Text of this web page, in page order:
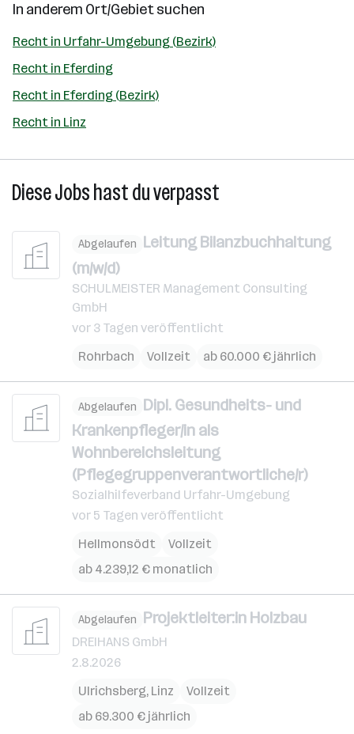
In anderem Ort/Gebiet suchen
Recht in Urfahr-Umgebung (Bezirk)
Recht in Eferding
Recht in Eferding (Bezirk)
Recht in Linz
Diese Jobs hast du verpasst
Abgelaufen Leitung Bilanzbuchhaltung
(m/w/d)
SCHULMEISTER Management Consulting
GmbH
vor 3 Tagen veröffentlicht
Rohrbach
Vollzeit ab 60.000 € jährlich
Abgelaufen Dipl. Gesundheits- und
Krankenpfleger/in als
Wohnbereichsleitung
(Pflegegruppenverantwortliche/r)
Sozialhilfeverband Urfahr-Umgebung
vor 5 Tagen veröffentlicht
Hellmonsödt
Vollzeit
ab 4.239,12 € monatlich
Abgelaufen Projektleiter:in Holzbau
DREIHANS GmbH
2.8.2026
Ulrichsberg, Linz
Vollzeit
ab 69.300 € jährlich